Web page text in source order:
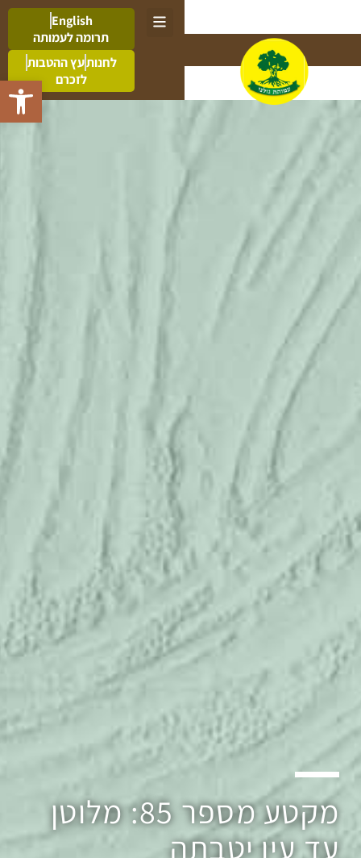
פתח
English
תרומה לעמותה
לחנותעץ ההטבות
לזכרם
מקטע מספר 85: מלוטן
עד עין יטבתה